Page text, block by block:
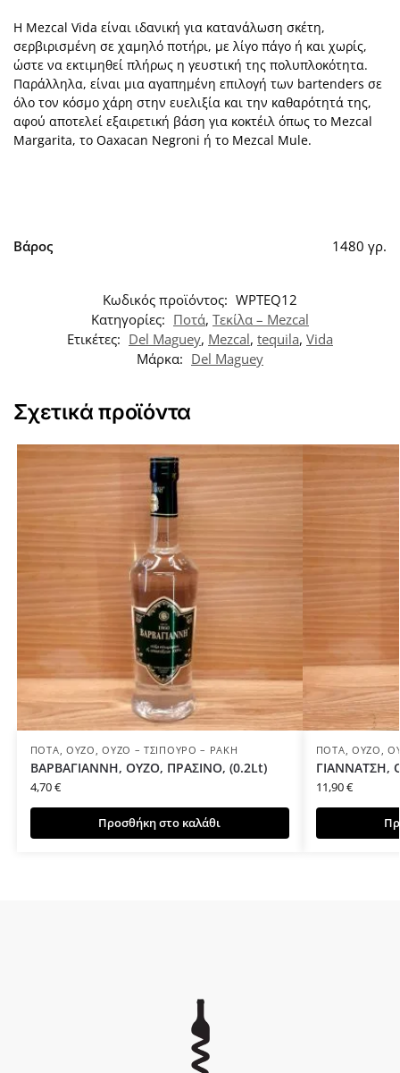
Η Mezcal Vida είναι ιδανική για κατανάλωση σκέτη,
σερβιρισμένη σε χαμηλό ποτήρι, με λίγο πάγο ή και χωρίς,
ώστε να εκτιμηθεί πλήρως η γευστική της πολυπλοκότητα.
Παράλληλα, είναι μια αγαπημένη επιλογή των bartenders σε
όλο τον κόσμο χάρη στην ευελιξία και την καθαρότητά της,
αφού αποτελεί εξαιρετική βάση για κοκτέιλ όπως το Mezcal
Margarita, το Oaxacan Negroni ή το Mezcal Mule.
Βάρος 1480 γρ.
Κωδικός προϊόντος: WPTEQ12
Κατηγορίες: Ποτά, Τεκίλα – Mezcal
Ετικέτες: Del Maguey, Mezcal, tequila, Vida
Μάρκα: Del Maguey
Σχετικά προϊόντα
ΠΟΤΆ ΟΎΖΟ ,ΟΎΖΟ – ΤΣΊΠΟΥΡΟ – ΡΑΚΉ
ΒΑΡΒΑΓΙΑΝΝΗ, ΟΥΖΟ, ΠΡΑΣΙΝΟ, (0.2Lt)
4,70€
Προσθήκη στο καλάθι
ΠΟΤΆ ΟΎΖΟ ,
ΓΙΑΝΝΑΤΣΗ,
11,90€